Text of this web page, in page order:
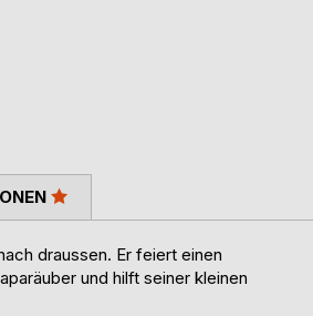
draussen. Er feiert einen
und hilft seiner kleinen